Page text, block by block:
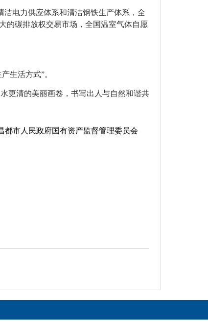
洁电力供应体系和清洁钢铁生产体系，全
的碳排放权交易市场，全国温室气体自愿
生活方式”。
更清的美丽画卷，书写出人与自然和谐共
都市人民政府国有资产监督管理委员会